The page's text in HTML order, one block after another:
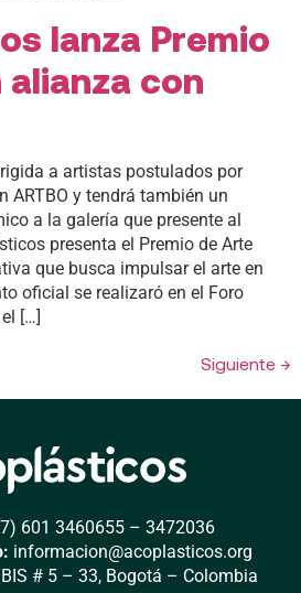
lanza Premio
alianza con
a artistas postulados por
ARTBO y tendrá también un
a la galería que presente al
presenta el Premio de Arte
que busca impulsar el arte en
oficial se realizaró en el Foro
[…]
Siguiente →
601 3460655 – 3472036
informacion@acoplasticos.org
# 5 – 33, Bogotá – Colombia